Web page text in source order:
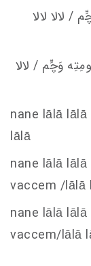
/ لالا لالا
وَچِّم / لالا
nane lālā
lālā
nane lālā
vaccem /lālā
nane lālā
vaccem/lālā